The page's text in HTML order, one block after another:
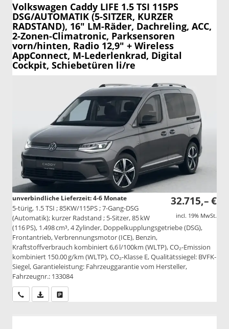
Volkswagen Caddy LIFE 1.5 TSI 115PS
DSG/AUTOMATIK (5-SITZER, KURZER
RADSTAND), 16" LM-Räder, Dachreling, ACC,
2-Zonen-Climatronic, Parksensoren
vorn/hinten, Radio 12,9" + Wireless
AppConnect, M-Lederlenkrad, Digital
Cockpit, Schiebetüren li/re
32.715,– €
incl. 19% MwSt.
unverbindliche Lieferzeit: 4-6 Monate
5-türig, 1.5 TSI ; 85KW/115PS ; 7-Gang-DSG
(Automatik); kurzer Radstand ; 5-Sitzer, 85 kW
(116 PS), 1.498 cm³, 4 Zylinder, Doppelkupplungsgetriebe (DSG),
Frontantrieb, Verbrennungsmotor (ICE), Benzin,
Kraftstoffverbrauch kombiniert 6,6 l/100km (WLTP), CO₂-Emission
kombiniert 150.00 g/km (WLTP), CO₂-Klasse E, Qualitätssiegel: BVFK-
Siegel, Garantieleistung: Fahrzeuggarantie vom Hersteller,
Fahrzeugnr.: 133084
Wir rufen Sie anPDF-Datei, Fahrzeugexposé drucken